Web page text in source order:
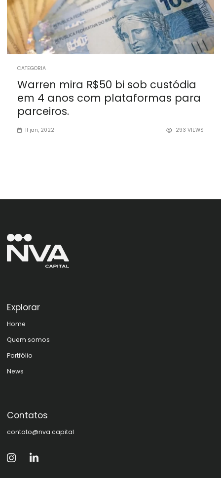
CATEGORIA
Warren mira R$50 bi sob custódia
em 4 anos com plataformas para
parceiros.
11 jan, 2022 293 VIEWS
Contatos
contato@nva.capital
Explorar
Home
Quem somos
Portfólio
News